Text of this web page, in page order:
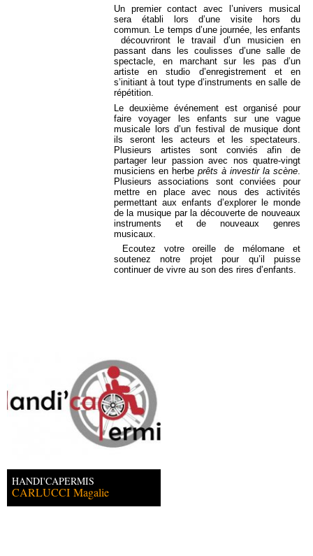
Un premier contact avec l’univers musical
sera établi lors d’une visite hors du
commun. Le temps d’une journée, les enfants
découvriront le travail d’un musicien en
passant dans les coulisses d’une salle de
spectacle, en marchant sur les pas d’un
artiste en studio d’enregistrement et en
s’initiant à tout type d’instruments en salle de
répétition.
Le deuxième événement est organisé pour
faire voyager les enfants sur une vague
musicale lors d’un festival de musique dont
ils seront les acteurs et les spectateurs.
Plusieurs artistes sont conviés afin de
partager leur passion avec nos quatre-vingt
musiciens en herbeprêts à investir la scène
Plusieurs associations sont conviées pour
mettre en place avec nous des activités
permettant aux enfants d’explorer le monde
de la musique par la découverte de nouveaux
instruments et de nouveaux genres
musicaux.
Ecoutez votre oreille de mélomane et
soutenez notre projet pour qu’il puisse
continuer de vivre au son des rires d’enfants.
HANDI'CAPERMIS
CARLUCCI Magalie